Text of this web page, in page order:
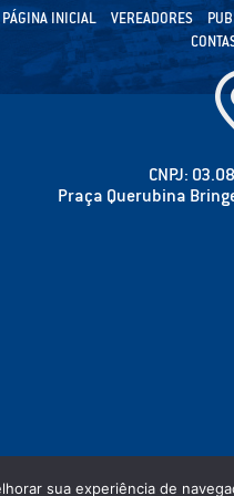
PÁGINA INICIAL VEREADORES
CNPJ:
Praça Querubina
sua experiência de